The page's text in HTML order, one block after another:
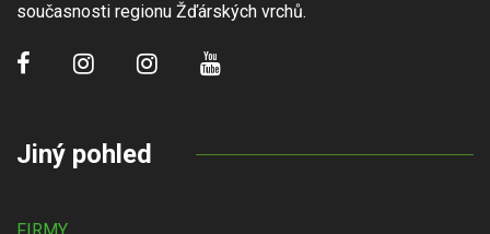
současnosti regionu Žďárských vrchů.
Jiný pohled